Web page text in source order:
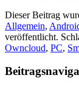
Dieser Beitrag
Allgemein,
veröffentlicht.
Owncloud, PC,